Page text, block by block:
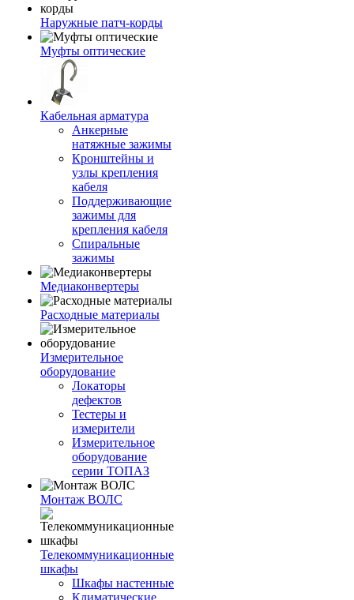
Наружные патч-корды
Муфты оптические
Кабельная арматура
Анкерные
натяжные зажимы
Кронштейны и
узлы крепления
кабеля
Поддерживающие
зажимы для
крепления кабеля
Спиральные
зажимы
Медиаконвертеры
Расходные материалы
Измерительное
оборудование
Локаторы
дефектов
Тестеры и
измерители
Измерительное
оборудование
серии ТОПАЗ
Монтаж ВОЛС
Телекоммуникационные
шкафы
Шкафы настенные
Климатические